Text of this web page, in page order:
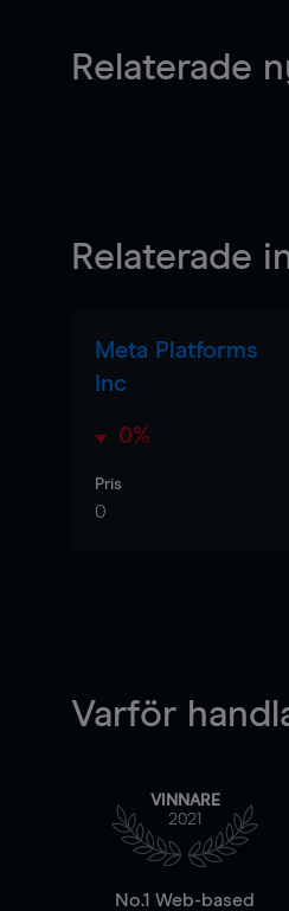
Relaterade
Relaterade
Meta Platforms
Inc
0%
Pris
0
Varför
VINNARE
2021
No.1 Web-based